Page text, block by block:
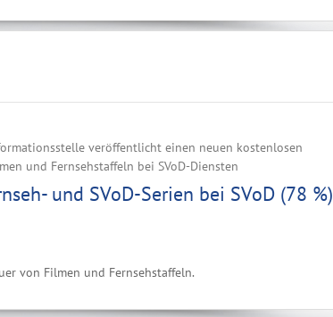
veröffentlicht einen neuen kostenlosen
und Fernsehstaffeln bei SVoD-Diensten
und SVoD-Serien bei SVoD (78 %)
von Filmen und Fernsehstaffeln.